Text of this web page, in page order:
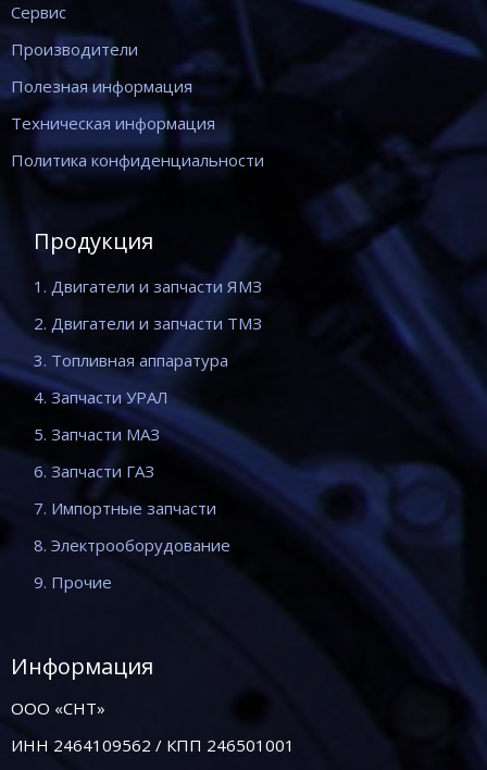
Сервис
Производители
Полезная информация
Техническая информация
Политика конфиденциальности
Продукция
1. Двигатели и запчасти ЯМЗ
2. Двигатели и запчасти ТМЗ
3. Топливная аппаратура
4. Запчасти УРАЛ
5. Запчасти МАЗ
6. Запчасти ГАЗ
7. Импортные запчасти
8. Электрооборудование
9. Прочие
Информация
ООО «СНТ»
ИНН 2464109562 / КПП 246501001